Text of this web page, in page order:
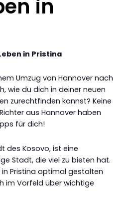
in
in Pristina
Umzug von Hannover nach
wie du dich in deiner neuen
zurechtfinden kannst? Keine
aus Hannover haben
für dich!
des Kosovo, ist eine
Stadt, die viel zu bieten hat.
Pristina optimal gestalten
im Vorfeld über wichtige